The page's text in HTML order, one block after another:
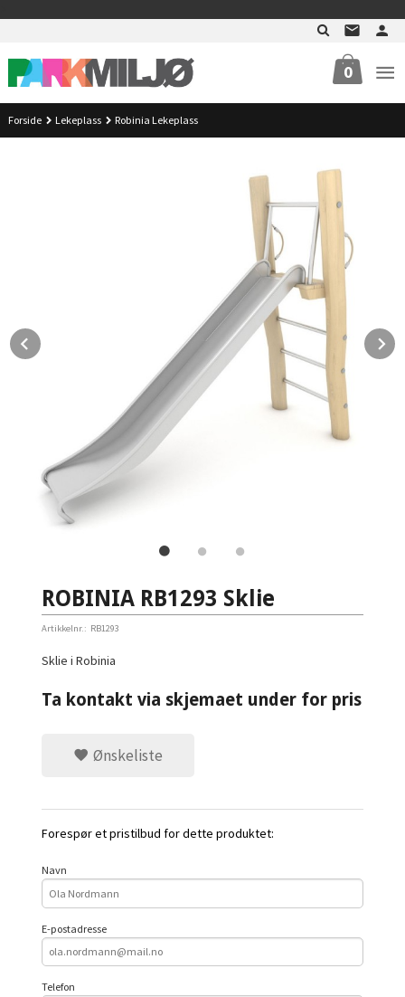
0
Forside Lekeplass Robinia Lekeplass
ROBINIA RB1293 Sklie
Artikkelnr.: RB1293
Sklie i Robinia
Ta kontakt via skjemaet under for pris
Ønskeliste
Forespør et pristilbud for dette produktet:
Navn
E-postadresse
Telefon